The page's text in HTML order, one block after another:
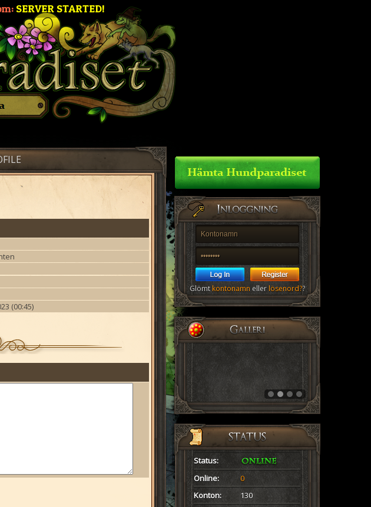
SERVER STARTED!
(00:45)
Glömtkontonamn eller lösenord??
Status:
Online:
0
Konton:
130